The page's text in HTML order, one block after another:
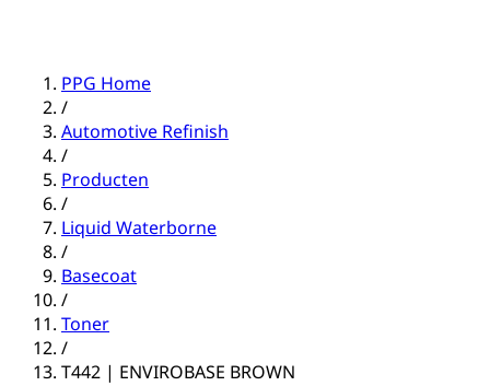
PPG Home
/
Automotive Refinish
/
Producten
/
Liquid Waterborne
/
Basecoat
/
Toner
/
T442 | ENVIROBASE BROWN